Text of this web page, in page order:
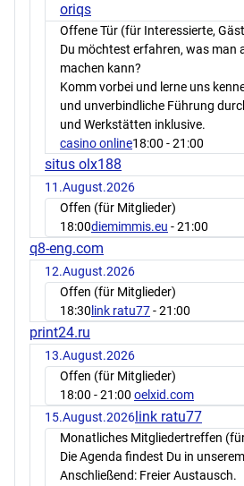
oriqs
Offene Tür (für Interessierte,
Du möchtest erfahren, was man
machen kann?
Komm vorbei und lerne uns
und unverbindliche Führung
und Werkstätten inklusive.
casino online18:00 - 21:00
situs olx188
11.August.2026
Offen (für Mitglieder)
18:00diemimmis.eu - 21:00
q8-eng.com
12.August.2026
Offen (für Mitglieder)
18:30 link ratu77- 21:00
print24.ru
13.August.2026
Offen (für Mitglieder)
18:00 - 21:00 oelxid.com
15.August.2026link ratu77
Monatliches Mitgliedertreffen
Die Agenda findest Du in
Anschließend: Freier Austausch.